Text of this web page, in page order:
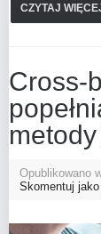
CZYTAJ
Cross-
Opublikowano
Skomentuj